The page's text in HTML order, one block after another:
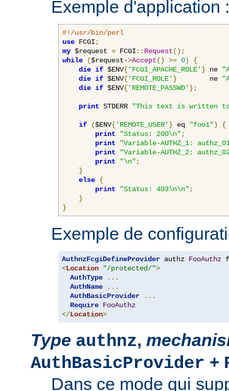
Exemple d'application :
#!/usr/bin/perl
use FCGI ;
my $request = FCGI :: Request();
while
($request->Accept() >= 0)
{
die if $ENV{'FCGI_APACHE_ROLE' } ne
die if $ENV{'FCGI_ROLE' }
        ne
die if $ENV{'REMOTE_PASSWD' };
print STDERR "This text is written
if ($ENV{'REMOTE_USER' } eq "foo1")
{
print
"Status: 200\n" ;
print
"Variable-AUTHZ_1:
print
"Variable-AUTHZ_2:
print
"\n" ;
}
else {
print
"Status: 403\n\n" ;
}
}
Exemple de
AuthnzFcgiDefineProvider authz FooAuthz
<Location "/protected/">
AuthType
...
AuthName
...
AuthBasicProvider
...
Require FooAuthz
</Location>
Type authnz,
AuthBasicProvider +
Dans ce mode qui